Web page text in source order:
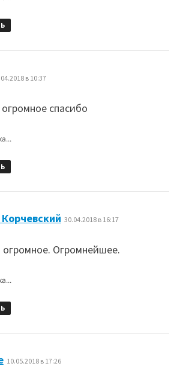
в 10:37
спасибо
30.04.2018 в 16:17
огромное. Огромнейшее.
: 10.05.2018 в 17:26